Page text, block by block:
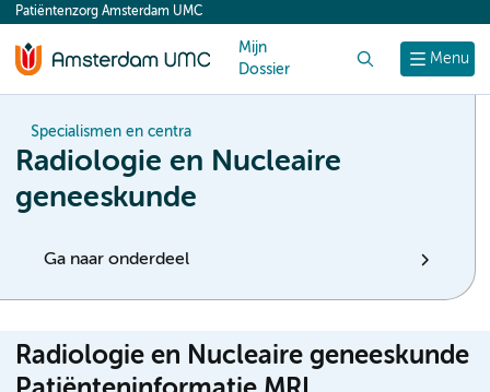
content
Menu
Patiëntenzorg Amsterdam UMC
Mijn
Dossier
Specialismen en centra
Radiologie en Nucleaire
geneeskunde
Ga naar onderdeel
Radiologie en Nucleaire geneeskunde